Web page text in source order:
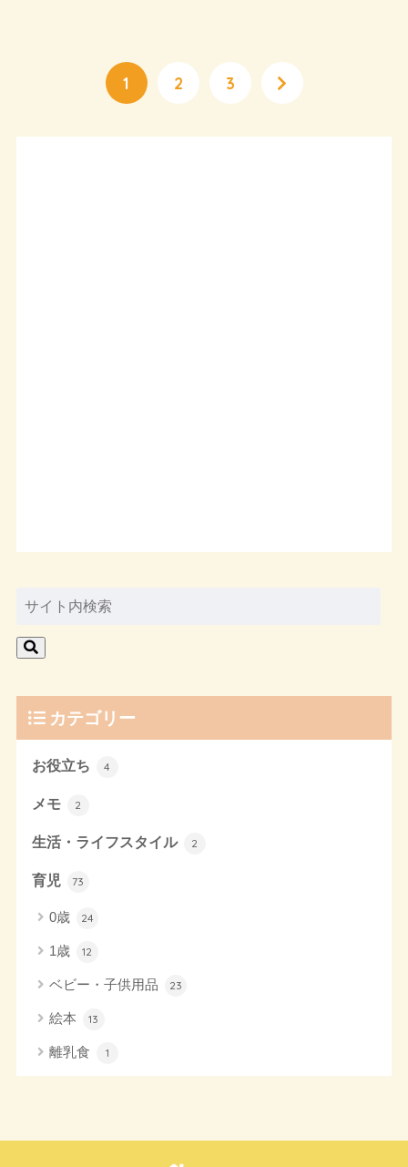
1 2 3
カテゴリー
お役立ち 4
メモ 2
生活・ライフスタイル 2
育児 73
0歳 24
1歳 12
ベビー・子供用品 23
絵本 13
離乳食 1